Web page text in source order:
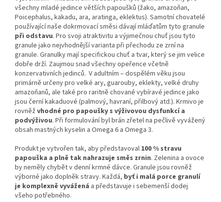
všechny mladé jedince větších papoušků (žako, amazoňan,
Poicephalus, kakadu, ara, aratinga, eklektus). Samotní chovatelé
používající naše dokrmovací směsi dávají mláďatům tyto granule
při odstavu. Pro svoji atraktivitu a výjimečnou chuť jsou tyto
granule jako nejvhodnější varianta při přechodu ze zrní na
granule. Granulky mají specifickou chuť a tvar, který se jim velice
dobře drží. Zaujmou snad všechny opeřence včetně
konzervativních jedinců. V adultním – dospělém věku jsou
primárně určeny pro velké ary, guarouby, eklekty, velké druhy
amazoňanů, ale také pro raritně chované vybíravé jedince jako
jsou černí kakaduové (palmový, havraní, přilbový atd.). Krmivo je
rovněž vhodné pro papoušky s výživovou dysfunkcí a
podvýživou. Při formulování byl brán zřetel na pečlivě vyvážený
obsah mastných kyselin a Omega 6 a Omega 3.
Produkt je vytvořen tak, aby představoval 100 % stravu
papouška a plně tak nahrazuje směs zrnin. Zelenina a ovoce
by neměly chybět v denní krmné dávce. Granule jsou rovněž
výborné jako doplněk stravy. Každá, byť i malá porce granulí
je komplexně vyvážená a představuje i sebemenší dodej
všeho potřebného.